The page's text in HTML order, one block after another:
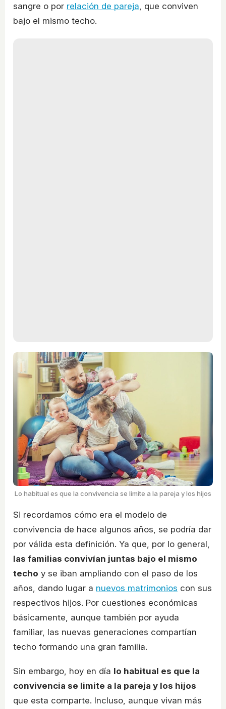
sangre o por relación de pareja , que conviven
bajo el mismo techo.
Lo habitual es que la convivencia se limite a la pareja y los hijos
Si recordamos cómo era el modelo de
convivencia de hace algunos años, se podría dar
por válida esta definición. Ya que, por lo general,
las familias convivían juntas bajo el mismo
techo y se iban ampliando con el paso de los
años, dando lugar a nuevos matrimonios con sus
respectivos hijos. Por cuestiones económicas
básicamente, aunque también por ayuda
familiar, las nuevas generaciones compartían
techo formando una gran familia.
Sin embargo, hoy en día lo habitual es que la
convivencia se limite a la pareja y los hijos
que esta comparte. Incluso, aunque vivan más